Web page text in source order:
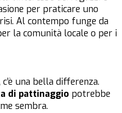
per praticare uno
Al contempo funge da
la comunità locale o per i
una bella differenza.
di pattinaggio potrebbe
sembra.